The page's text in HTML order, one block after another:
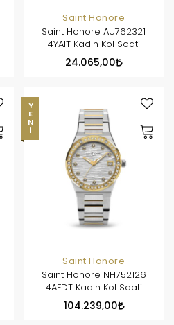
Saint Honore
Saint Honore AU762321
4YAIT Kadın Kol Saati
24.065,00
YENI
Saint Honore
Saint Honore NH752126
4AFDT Kadın Kol Saati
104.239,00